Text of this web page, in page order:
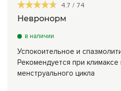
4.7 / 74
Невронорм
в наличии
Успокоительное и
Рекомендуется при
менструального цикла